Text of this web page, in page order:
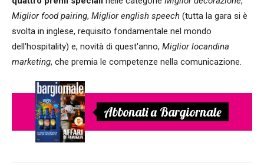
Miglior food pairing, Miglior english speech (tutta la gara si è
svolta in inglese, requisito fondamentale nel mondo
dell'hospitality) e, novità di quest'anno, Miglior locandina
marketing, che premia le competenze nella comunicazione.
Abbonati a Bargiornale